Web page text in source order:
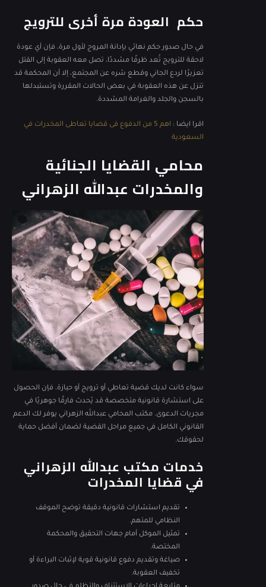
حكم العودة مرة أخرى للترويج
في حال صدور حكم نهائي بإدانة المروج لأول مرة، فإن أي عودة
لاحقة للترويج تُعد ظرفًا مشددًا، تصل معه العقوبة إلى القتل
تعزيرًا لردع الجاني وقطع شره عن المجتمع، إلا أن المحكمة قد
تنزل عن هذه العقوبة في بعض الحالات المقررة وتستبدلها
بالسجن والجلد والغرامة المشددة.
اقرا ايضا :
اهم 5 من الدفوع فى قضايا تعاطى المخدرات في
السعودية
محامي القضايا الجنائية
والمخدرات عبدالله الزهراني
سواء كانت لديك قضية تعاطي أو ترويج أو حيازة، فإن الحصول
على استشارة قانونية متخصصة قد يُحدث فارقًا جوهريًا في
مجريات الدعوى. مكتب المحامي عبدالله الزهراني يوفر لك الدعم
القانوني الكامل في جميع مراحل القضية لضمان أفضل حماية
لحقوقك.
خدمات مكتب عبدالله الزهراني
في قضايا المخدرات
تقديم استشارات قانونية دقيقة توضح الموقف
النظامي للمتهم.
تمثيل الموكل أمام جهات التحقيق والمحكمة
المختصة.
صياغة وتقديم دفوع قانونية قوية لإثبات البراءة أو
تخفيف العقوبة.